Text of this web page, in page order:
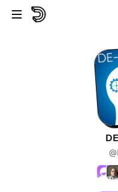
Zum Hauptinhalt springen